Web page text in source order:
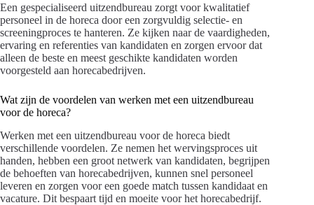
Een gespecialiseerd uitzendbureau zorgt voor kwalitatief
personeel in de horeca door een zorgvuldig selectie- en
screeningproces te hanteren. Ze kijken naar de vaardigheden,
ervaring en referenties van kandidaten en zorgen ervoor dat
alleen de beste en meest geschikte kandidaten worden
voorgesteld aan horecabedrijven.
Wat zijn de voordelen van werken met een uitzendbureau
voor de horeca?
Werken met een uitzendbureau voor de horeca biedt
verschillende voordelen. Ze nemen het wervingsproces uit
handen, hebben een groot netwerk van kandidaten, begrijpen
de behoeften van horecabedrijven, kunnen snel personeel
leveren en zorgen voor een goede match tussen kandidaat en
vacature. Dit bespaart tijd en moeite voor het horecabedrijf.